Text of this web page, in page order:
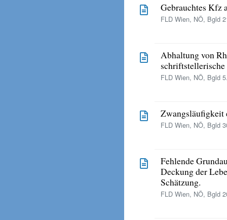
Gebrauchtes Kfz
FLD Wien, NÖ, Bgld
Abhaltung von
FLD Wien, NÖ, Bgld
Zwangsläufigkeit
FLD Wien, NÖ, Bgld
Fehlende
Deckung der
Schätzung.
FLD Wien, NÖ, Bgld